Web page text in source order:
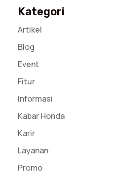
Kategori
Artikel
Blog
Event
Fitur
Informasi
Kabar Honda
Karir
Layanan
Promo